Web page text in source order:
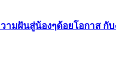
มฝันสู่น้องๆด้อยโอกาส กับ